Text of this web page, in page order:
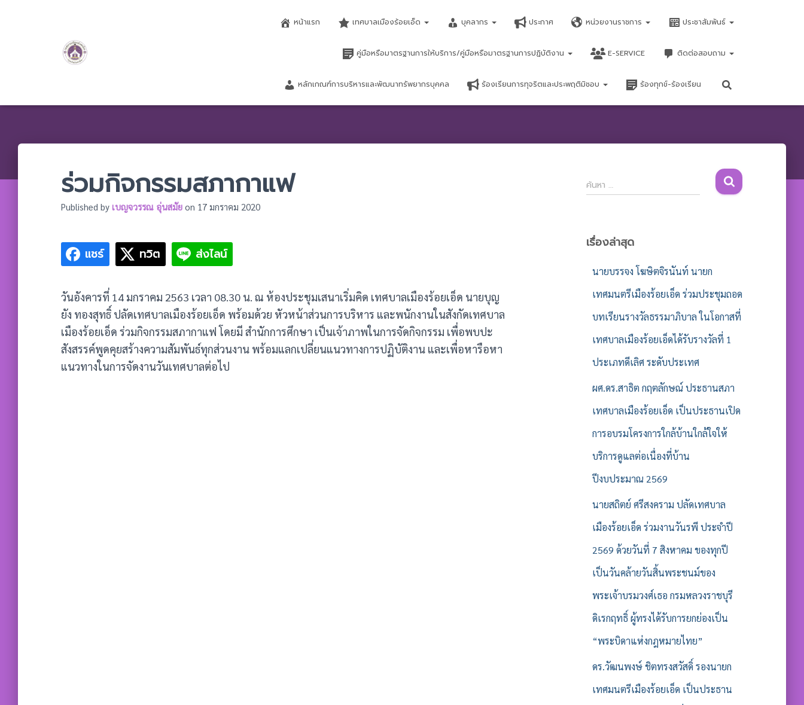
หน้าแรก เทศบาลเมืองร้อยเอ็ด บุคลากร ประกาศ หน่วยงานราชการ ประชาสัมพันธ์
คู่มือหรือมาตรฐานการให้บริการ/คู่มือหรือมาตรฐานการปฏิบัติงาน E-SERVICE ติดต่อสอบถาม
หลักเกณฑ์การบริหารและพัฒนาทรัพยากรบุคคล ร้องเรียนการทุจริตและประพฤติมิชอบ ร้องทุกข์-ร้องเรียน
ร่วมกิจกรรมสภากาแฟ
Published by เบญจวรรณ อุ่นสมัย on 17 มกราคม 2020
แชร์ ทวิต ส่งไลน์
วันอังคารที่ 14 มกราคม 2563 เวลา 08.30 น. ณ ห้องประชุมเสนาเริ่มคิด เทศบาลเมืองร้อยเอ็ด นายบุญ
ยัง ทองสุทธิ์ ปลัดเทศบาลเมืองร้อยเอ็ด พร้อมด้วย หัวหน้าส่วนการบริหาร และพนักงานในสังกัดเทศบาล
เมืองร้อยเอ็ด ร่วมกิจกรรมสภากาแฟ โดยมี สำนักการศึกษา เป็นเจ้าภาพในการจัดกิจกรรม เพื่อพบปะ
สังสรรค์พูดคุยสร้างความสัมพันธ์ทุกส่วนงาน พร้อมแลกเปลี่ยนแนวทางการปฏิบัติงาน และเพื่อหารือหา
แนวทางในการจัดงานวันเทศบาลต่อไป
ค้
น
สำ
ค้นหา …
เรื่องล่าสุด
นายบรรจง โฆษิตจิรนันท์ นายก
เทศมนตรีเมืองร้อยเอ็ด ร่วมประชุมถอด
บทเรียนรางวัลธรรมาภิบาล ในโอกาสที่
เทศบาลเมืองร้อยเอ็ดได้รับรางวัลที่ 1
ประเภทดีเลิศ ระดับประเทศ
ผศ.ดร.สาธิต กฤตลักษณ์ ประธานสภา
เทศบาลเมืองร้อยเอ็ด เป็นประธานเปิด
การอบรมโครงการใกล้บ้านใกล้ใจให้
บริการดูแลต่อเนื่องที่บ้าน
ปีงบประมาณ 2569
นายสถิตย์ ศรีสงคราม ปลัดเทศบาล
เมืองร้อยเอ็ด ร่วมงานวันรพี ประจำปี
2569 ด้วยวันที่ 7 สิงหาคม ของทุกปี
เป็นวันคล้ายวันสิ้นพระชนม์ของ
พระเจ้าบรมวงศ์เธอ กรมหลวงราชบุรี
ดิเรกฤทธิ์ ผู้ทรงได้รับการยกย่องเป็น
“พระบิดาแห่งกฎหมายไทย”
ดร.วัฒนพงษ์ ชิตทรงสวัสดิ์ รองนายก
เทศมนตรีเมืองร้อยเอ็ด เป็นประธาน